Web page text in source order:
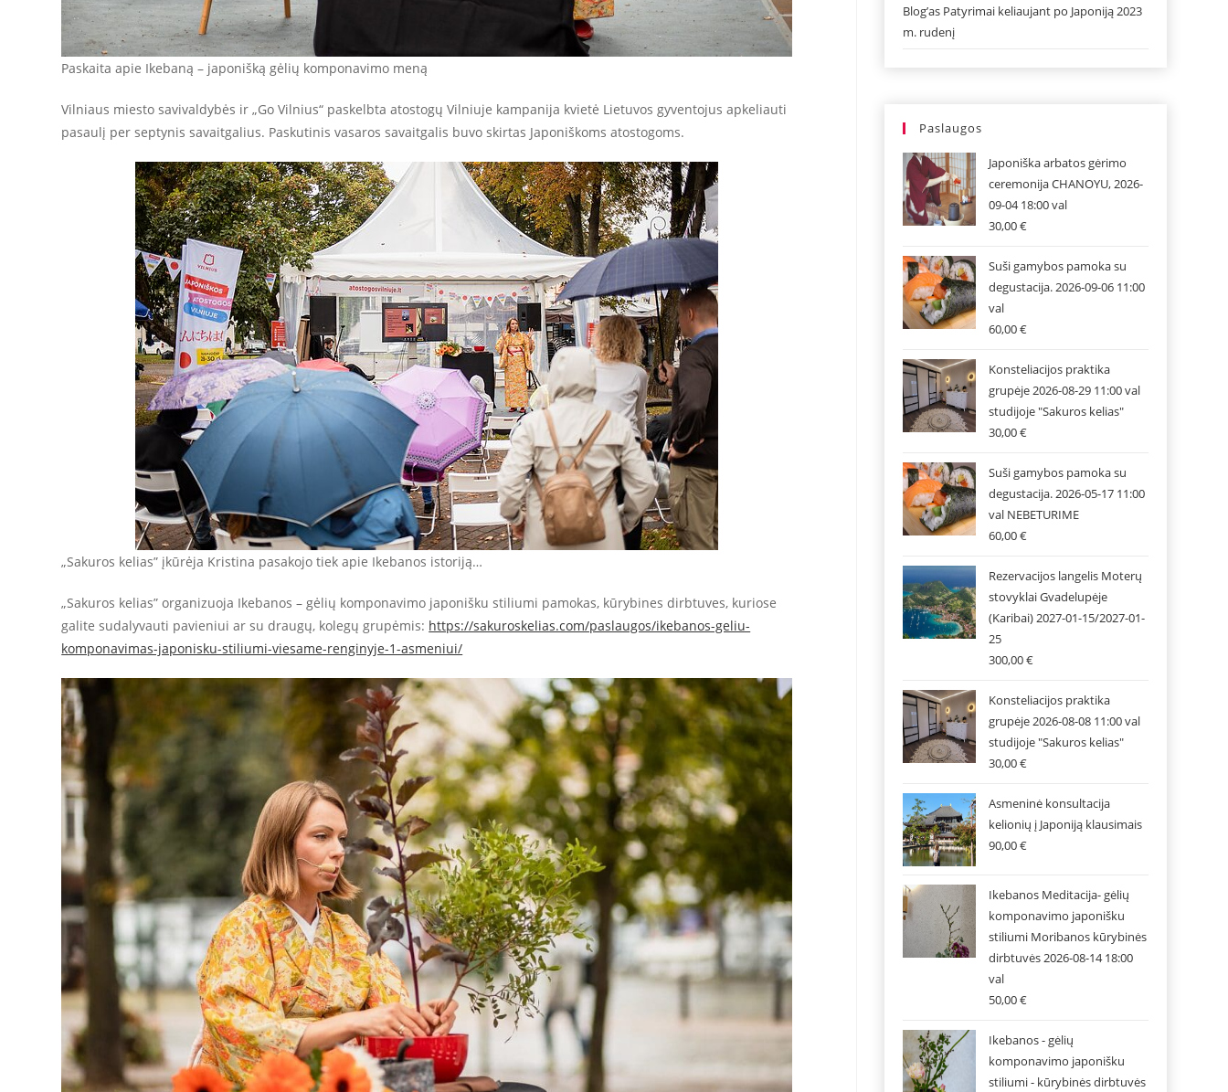
Paskaita apie Ikebaną – japonišką gėlių komponavimo meną
Vilniaus miesto savivaldybės ir „Go Vilnius“ paskelbta atostogų Vilniuje kampanija kvietė Lietuvos gyventojus apkeliauti
pasaulį per septynis savaitgalius. Paskutinis vasaros savaitgalis buvo skirtas Japoniškoms atostogoms.
„Sakuros kelias” įkūrėja Kristina pasakojo tiek apie Ikebanos istoriją…
„Sakuros kelias” organizuoja Ikebanos – gėlių komponavimo japonišku stiliumi pamokas, kūrybines dirbtuves, kuriose
galite sudalyvauti pavieniui ar su draugų, kolegų grupėmis: https://sakuroskelias.com/paslaugos/ikebanos-geliu-
komponavimas-japonisku-stiliumi-viesame-renginyje-1-asmeniui/
Blog’as Patyrimai keliaujant po Japoniją 2023
m. rudenį
Paslaugos
Japoniška arbatos gėrimo
ceremonija CHANOYU, 2026-
09-04 18:00 val
30,00€
Suši gamybos pamoka su
degustacija. 2026-09-06 11:00
val
60,00€
Konsteliacijos praktika
grupėje 2026-08-29 11:00 val
studijoje "Sakuros kelias"
30,00€
Suši gamybos pamoka su
degustacija. 2026-05-17 11:00
val NEBETURIME
60,00€
Rezervacijos langelis Moterų
stovyklai Gvadelupėje
(Karibai) 2027-01-15/2027-01-
25
300,00€
Konsteliacijos praktika
grupėje 2026-08-08 11:00 val
studijoje "Sakuros kelias"
30,00€
Asmeninė konsultacija
kelionių į Japoniją klausimais
90,00€
Ikebanos Meditacija- gėlių
komponavimo japonišku
stiliumi Moribanos kūrybinės
dirbtuvės 2026-08-14 18:00
val
50,00€
Ikebanos - gėlių
komponavimo japonišku
stiliumi - kūrybinės dirbtuvės